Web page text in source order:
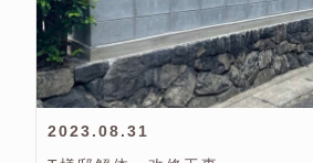
2023.08.31